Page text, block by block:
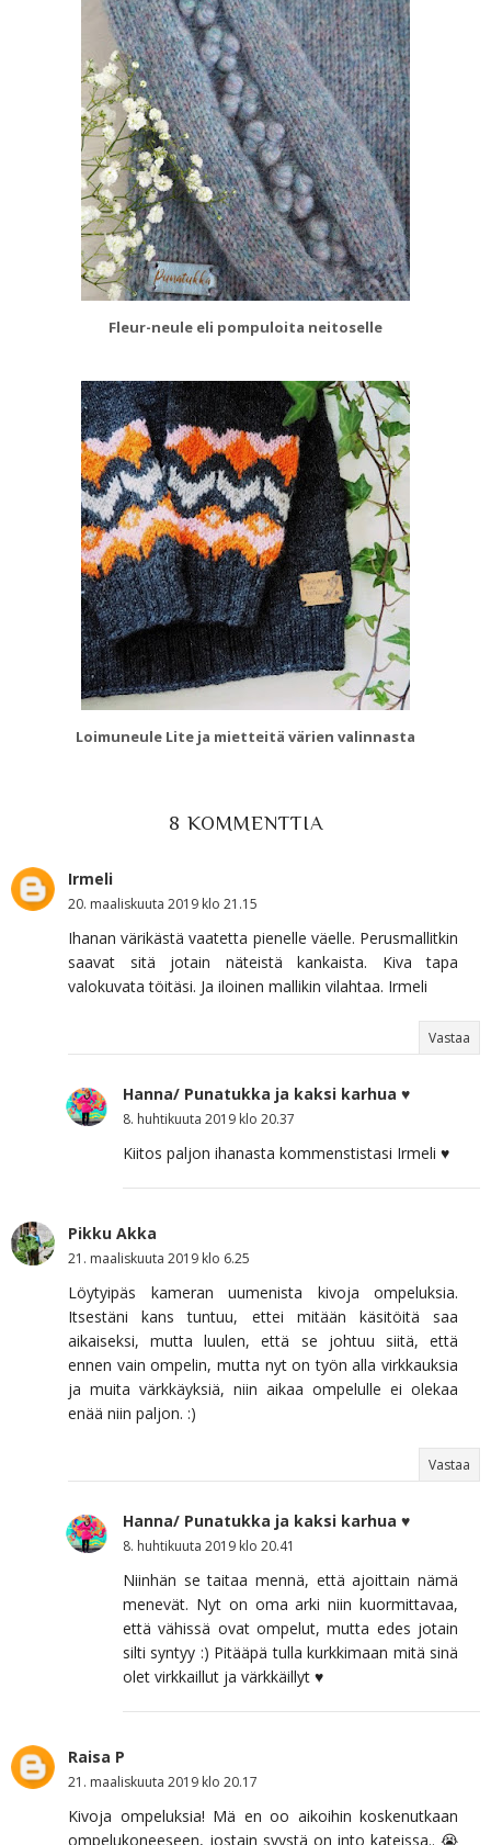
Fleur-neule eli pompuloita neitoselle
Loimuneule Lite ja mietteitä värien valinnasta
8 KOMMENTTIA
Irmeli
20. maaliskuuta 2019 klo 21.15
Ihanan värikästä vaatetta pienelle väelle. Perusmallitkin
saavat sitä jotain näteistä kankaista. Kiva tapa
valokuvata töitäsi. Ja iloinen mallikin vilahtaa. Irmeli
Vastaa
Hanna/ Punatukka ja kaksi karhua ♥
8. huhtikuuta 2019 klo 20.37
Kiitos paljon ihanasta kommenstistasi Irmeli ♥
Pikku Akka
21. maaliskuuta 2019 klo 6.25
Löytyipäs kameran uumenista kivoja ompeluksia.
Itsestäni kans tuntuu, ettei mitään käsitöitä saa
aikaiseksi, mutta luulen, että se johtuu siitä, että
ennen vain ompelin, mutta nyt on työn alla virkkauksia
ja muita värkkäyksiä, niin aikaa ompelulle ei olekaa
enää niin paljon. :)
Vastaa
Hanna/ Punatukka ja kaksi karhua ♥
8. huhtikuuta 2019 klo 20.41
Niinhän se taitaa mennä, että ajoittain nämä
menevät. Nyt on oma arki niin kuormittavaa,
että vähissä ovat ompelut, mutta edes jotain
silti syntyy :) Pitääpä tulla kurkkimaan mitä sinä
olet virkkaillut ja värkkäillyt ♥
Raisa P
21. maaliskuuta 2019 klo 20.17
Kivoja ompeluksia! Mä en oo aikoihin koskenutkaan
ompelukoneeseen, jostain syystä on into kateissa.. 😭